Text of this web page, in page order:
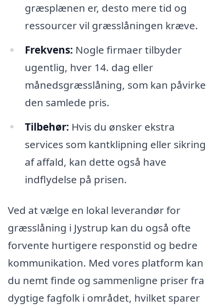
græsplænen er, desto mere tid og
ressourcer vil græsslåningen kræve.
Frekvens: Nogle firmaer tilbyder
ugentlig, hver 14. dag eller
månedsgræsslåning, som kan påvirke
den samlede pris.
Tilbehør: Hvis du ønsker ekstra
services som kantklipning eller sikring
af affald, kan dette også have
indflydelse på prisen.
Ved at vælge en lokal leverandør for
græsslåning i Jystrup kan du også ofte
forvente hurtigere responstid og bedre
kommunikation. Med vores platform kan
du nemt finde og sammenligne priser fra
dygtige fagfolk i området, hvilket sparer